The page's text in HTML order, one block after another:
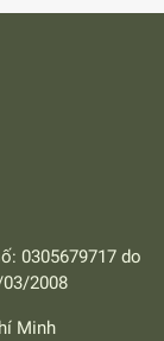
0305679717 do
2008
Minh